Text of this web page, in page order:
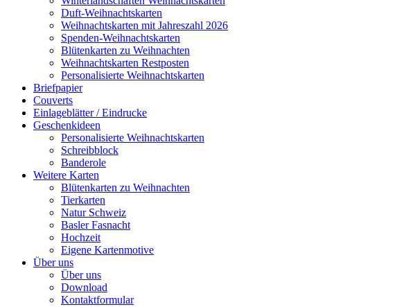
Duft-Weihnachtskarten
Weihnachtskarten mit Jahreszahl 2026
Spenden-Weihnachtskarten
Blütenkarten zu Weihnachten
Weihnachtskarten Restposten
Personalisierte Weihnachtskarten
Briefpapier
Couverts
Einlageblätter / Eindrucke
Geschenkideen
Personalisierte Weihnachtskarten
Schreibblock
Banderole
Weitere Karten
Blütenkarten zu Weihnachten
Tierkarten
Natur Schweiz
Basler Fasnacht
Hochzeit
Eigene Kartenmotive
Über uns
Über uns
Download
Kontaktformular